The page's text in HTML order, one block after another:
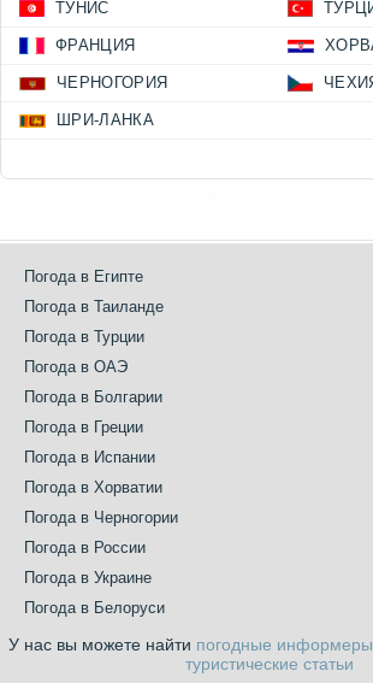
ТУНИС
ФРАНЦИЯ
ЧЕРНОГОРИЯ
ШРИ-ЛАНКА
Погода в Египте
Погода в Таиланде
Погода в Турции
Погода в ОАЭ
Погода в Болгарии
Погода в Греции
Погода в Испании
Погода в Хорватии
Погода в Черногории
Погода в России
Погода в Украине
Погода в Белоруси
У нас вы можете найти погодные информеры
туристические статьи